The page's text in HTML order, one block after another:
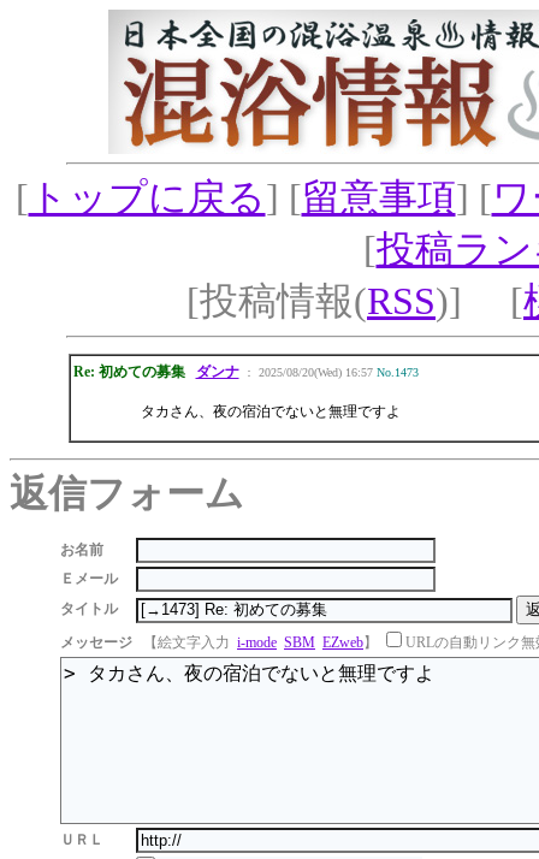
[ トップに戻る] [留意事項] [
[投稿ラ
[投稿情報(RSS)] [
Re: 初めての募集 ダンナ： 2025/08/20(Wed) 16:57 No.1473
タカさん、夜の宿泊でないと無理ですよ
返信フォーム
お名前
Ｅメール
タイトル
メッセージ
【絵文字入力 i-mode SBM EZweb】 URLの自動リンク無
ＵＲＬ